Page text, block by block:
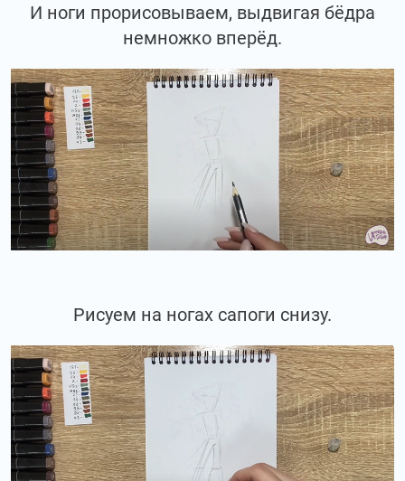
И ноги прорисовываем, выдвигая бёдра
немножко вперёд.
Рисуем на ногах сапоги снизу.